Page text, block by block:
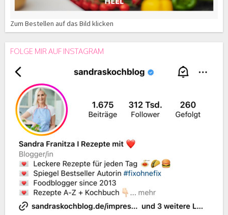
Zum Bestellen auf das Bild klicken
FOLGE MIR AUF INSTAGRAM